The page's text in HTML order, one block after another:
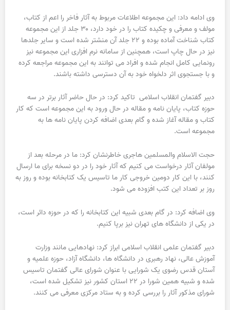
وی ادامه داد: این مجموعه اطلاعات مربوط به آثار فاخر را اعم از کتاب،
مولف و معرفی و چکیده کتاب را در خود دارد، ۳۰ جلد از این مجموعه
کتاب شناخت آماده بوده و ۲۲ جلد آن منشتر شده است و سایر جلدها
نیز در حال چاپ است، همچنین از سامانه نرم افزاری این مجموعه نیز
رونمایی کامل انجام شده و افراد می توانند به این مجموعه مراجعه کرده
و با جستجوی اثر دلخواه خود به آن دسترسی داشته باشند.
دبیر گفتمان انقلاب اسلامی تاکید کرد: در حال حاضر آثار برتر در سه
حوزه کتاب، پایان نامه و مقاله در حال ورود به این مجموعه است که کار
کتاب و مقاله آغاز شده و گام بعدی اضافه کردن پایان نامه ها به
مجموعه است.
حجت الاسلام والمسلمین هاجری خاطرنشان کرد: ما در مرحله بعد از
مولفان آثار درخواست می کنیم که آثار خود را در دو نسخه برای ما ارسال
کنند، با این کار دومین خروجی کار ما تاسیس یک کتابخانه بوده و روز به
روز بر تعداد این کتب افزوده می شود.
وی اضافه کرد: در گام بعدی شبیه این کتابخانه را که در حوزه دائر است،
در یکی از دانشگاه های تهران نیز برپا کنیم.
دبیر گفتمان علمی انقلاب اسلامی ابراز کرد: نهادهایی مانند وزارت
آموزش عالی، نهاد رهبری در دانشگاه ها، دانشگاه آزاد، حوزه علمیه و
آستان قدس رضوی یک شورایی با عنوان شورای عالی گفتمان تاسیس
شده و شبیه همین شورا در ۲۲ استان کشور نیز تشکیل شده است،
شورای مذکور آثار را بررسی کرده و به ستاد مرکزی معرفی می کنند.